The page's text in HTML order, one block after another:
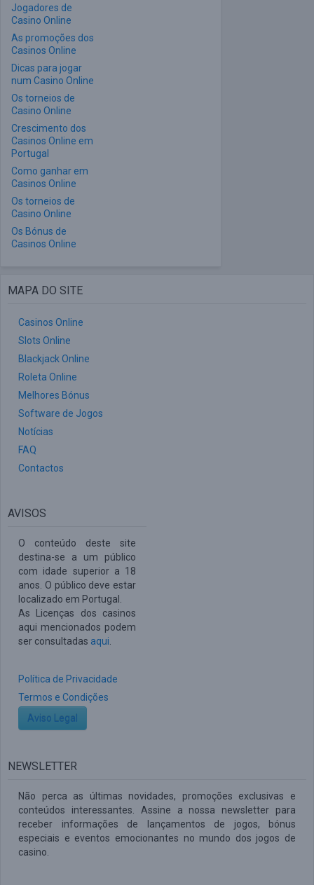
Jogadores de
Casino Online
As promoções dos
Casinos Online
Dicas para jogar
num Casino Online
Os torneios de
Casino Online
Crescimento dos
Casinos Online em
Portugal
Como ganhar em
Casinos Online
Os torneios de
Casino Online
Os Bónus de
Casinos Online
MAPA DO SITE
Casinos Online
Slots Online
Blackjack Online
Roleta Online
Melhores Bónus
Software de Jogos
Notícias
FAQ
Contactos
AVISOS
O conteúdo deste site
destina-se a um público
com idade superior a 18
anos. O público deve estar
localizado em Portugal.
As Licenças dos casinos
aqui mencionados podem
ser consultadas aqui
Política de Privacidade
Termos e Condições
Aviso Legal
NEWSLETTER
Não perca as últimas novidades, promoções exclusivas e
conteúdos interessantes. Assine a nossa newsletter para
receber informações de lançamentos de jogos, bónus
especiais e eventos emocionantes no mundo dos jogos de
casino.